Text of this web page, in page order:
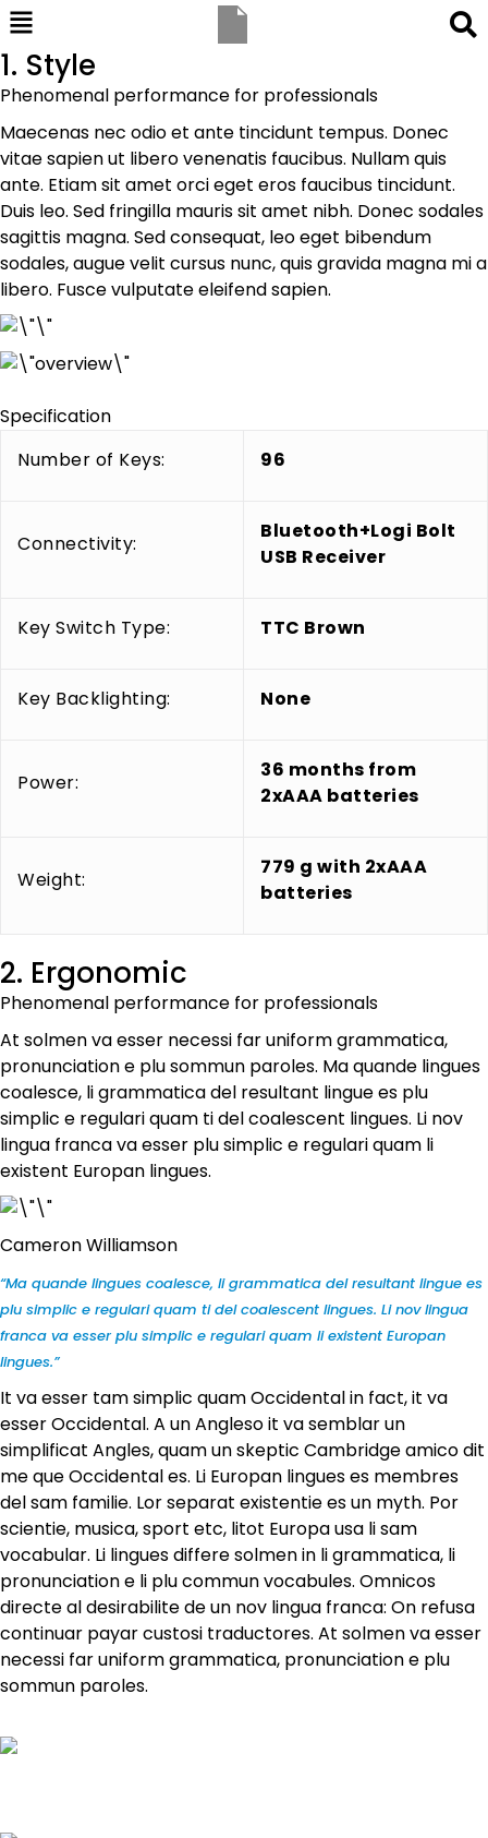
1. Style
Phenomenal performance for professionals
Maecenas nec odio et ante tincidunt tempus. Donec
vitae sapien ut libero venenatis faucibus. Nullam quis
ante. Etiam sit amet orci eget eros faucibus tincidunt.
Duis leo. Sed fringilla mauris sit amet nibh. Donec sodales
sagittis magna. Sed consequat, leo eget bibendum
sodales, augue velit cursus nunc, quis gravida magna mi a
libero. Fusce vulputate eleifend sapien.
Specification
Number of Keys:
96
Connectivity:
Bluetooth+Logi Bolt
USB Receiver
Key Switch Type: TTC Brown
Key Backlighting: None
Power:
36 months from
2xAAA batteries
Weight:
779 g with 2xAAA
batteries
2. Ergonomic
Phenomenal performance for professionals
At solmen va esser necessi far uniform grammatica,
pronunciation e plu sommun paroles. Ma quande lingues
coalesce, li grammatica del resultant lingue es plu
simplic e regulari quam ti del coalescent lingues. Li nov
lingua franca va esser plu simplic e regulari quam li
existent Europan lingues.
Cameron Williamson
“Ma quande lingues coalesce, li grammatica del resultant lingue es
plu simplic e regulari quam ti del coalescent lingues. Li nov lingua
franca va esser plu simplic e regulari quam li existent Europan
lingues.”
It va esser tam simplic quam Occidental in fact, it va
esser Occidental. A un Angleso it va semblar un
simplificat Angles, quam un skeptic Cambridge amico dit
me que Occidental es. Li Europan lingues es membres
del sam familie. Lor separat existentie es un myth. Por
scientie, musica, sport etc, litot Europa usa li sam
vocabular. Li lingues differe solmen in li grammatica, li
pronunciation e li plu commun vocabules. Omnicos
directe al desirabilite de un nov lingua franca: On refusa
continuar payar custosi traductores. At solmen va esser
necessi far uniform grammatica, pronunciation e plu
sommun paroles.